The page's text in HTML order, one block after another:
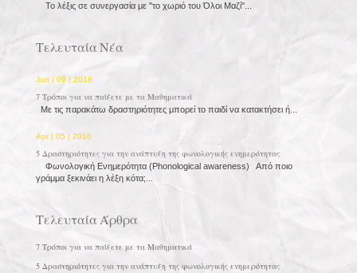
Το λέξις σε συνεργασία με ''το χωριό του Όλοι Μαζί''...
Τελευταία Νέα
Jun | 09 | 2016
7 Τρόποι για να παίξετε με τα Μαθηματικά
Με τις παρακάτω δραστηριότητες μπορεί το παιδί να κατακτήσει ή...
Apr | 05 | 2016
5 Δραστηριότητες για την ανάπτυξη της φωνολογικής ενημερότητας
Φωνολογική Ενημερότητα (Phonological awareness) Από ποιο
γράμμα ξεκινάει η λέξη κότα;...
Τελευταία Άρθρα
7 Τρόποι για να παίξετε με τα Μαθηματικά
5 Δραστηριότητες για την ανάπτυξη της φωνολογικής ενημερότητας